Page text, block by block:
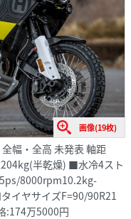
画像(19枚)
幅・全高 未発表 軸距
半乾燥) ■水冷4スト
8000rpm10.2kg-
イヤサイズF=90/90R21
:174万5000円